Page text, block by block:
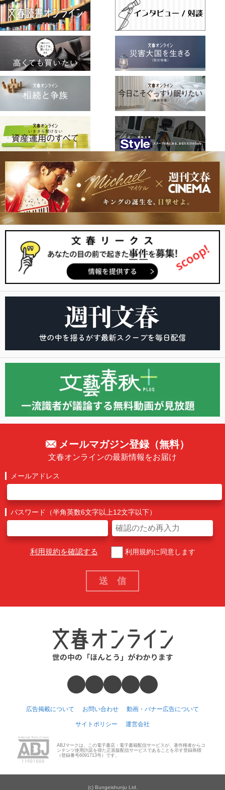
メールマガジン登録（無料）
文春オンラインの最新情報をお届け
メールアドレス
パスワード（半角英数6文字以上12文字以下）
利用規約を確認する 利用規約に同意します
広告掲載について お問い合わせ 動画・バナー広告について
サイトポリシー 運営会社
ABJマークは、この電子書店・電子書籍配信サービスが、著作権者からコ
ンテンツ使用許諾を得た正規版配信サービスであることを示す登録商標
（登録番号6091713号）です。
(c) Bungeishunju Ltd.